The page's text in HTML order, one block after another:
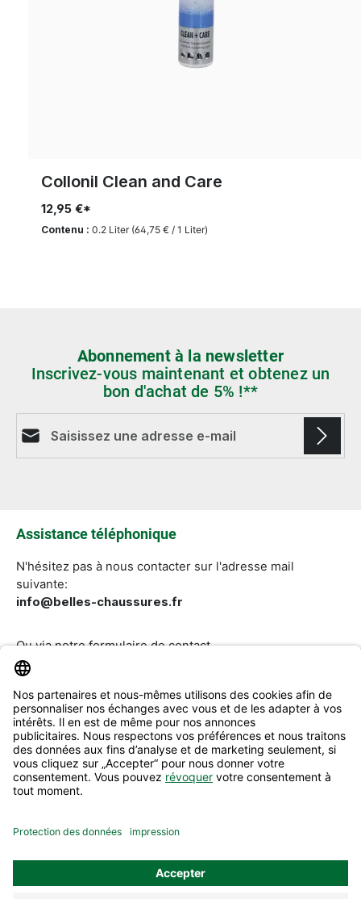
Collonil Clean and Care
Contenu : 0.2 Liter (64,75 € / 1 Liter)
12,95 €*
Abonnement à la newsletter
Inscrivez-vous maintenant et obtenez un
bon d'achat de 5% !**
Assistance téléphonique
N'hésitez pas à nous contacter sur l'adresse mail
suivante:
info@belles-chaussures.fr
Ou via notreformulaire de contact.
Révoquer un contrat
Aide & Contact